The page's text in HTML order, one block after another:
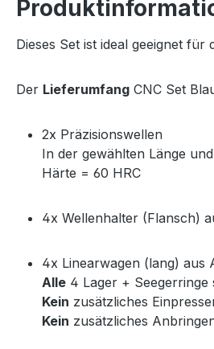
Dieses Set ist ideal geeignet
Der Lieferumfang CNC Set
2x Präzisionswellen
In der gewählten Länge
Härte = 60 HRC
4x Wellenhalter (Flansch)
4x Linearwagen (lang) aus
Alle 4 Lager +
Kein zusätzliches
Kein zusätzliches